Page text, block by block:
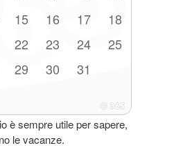
15 16 17 18
22 23 24 25
29 30 31
è sempre utile per sapere,
le vacanze.